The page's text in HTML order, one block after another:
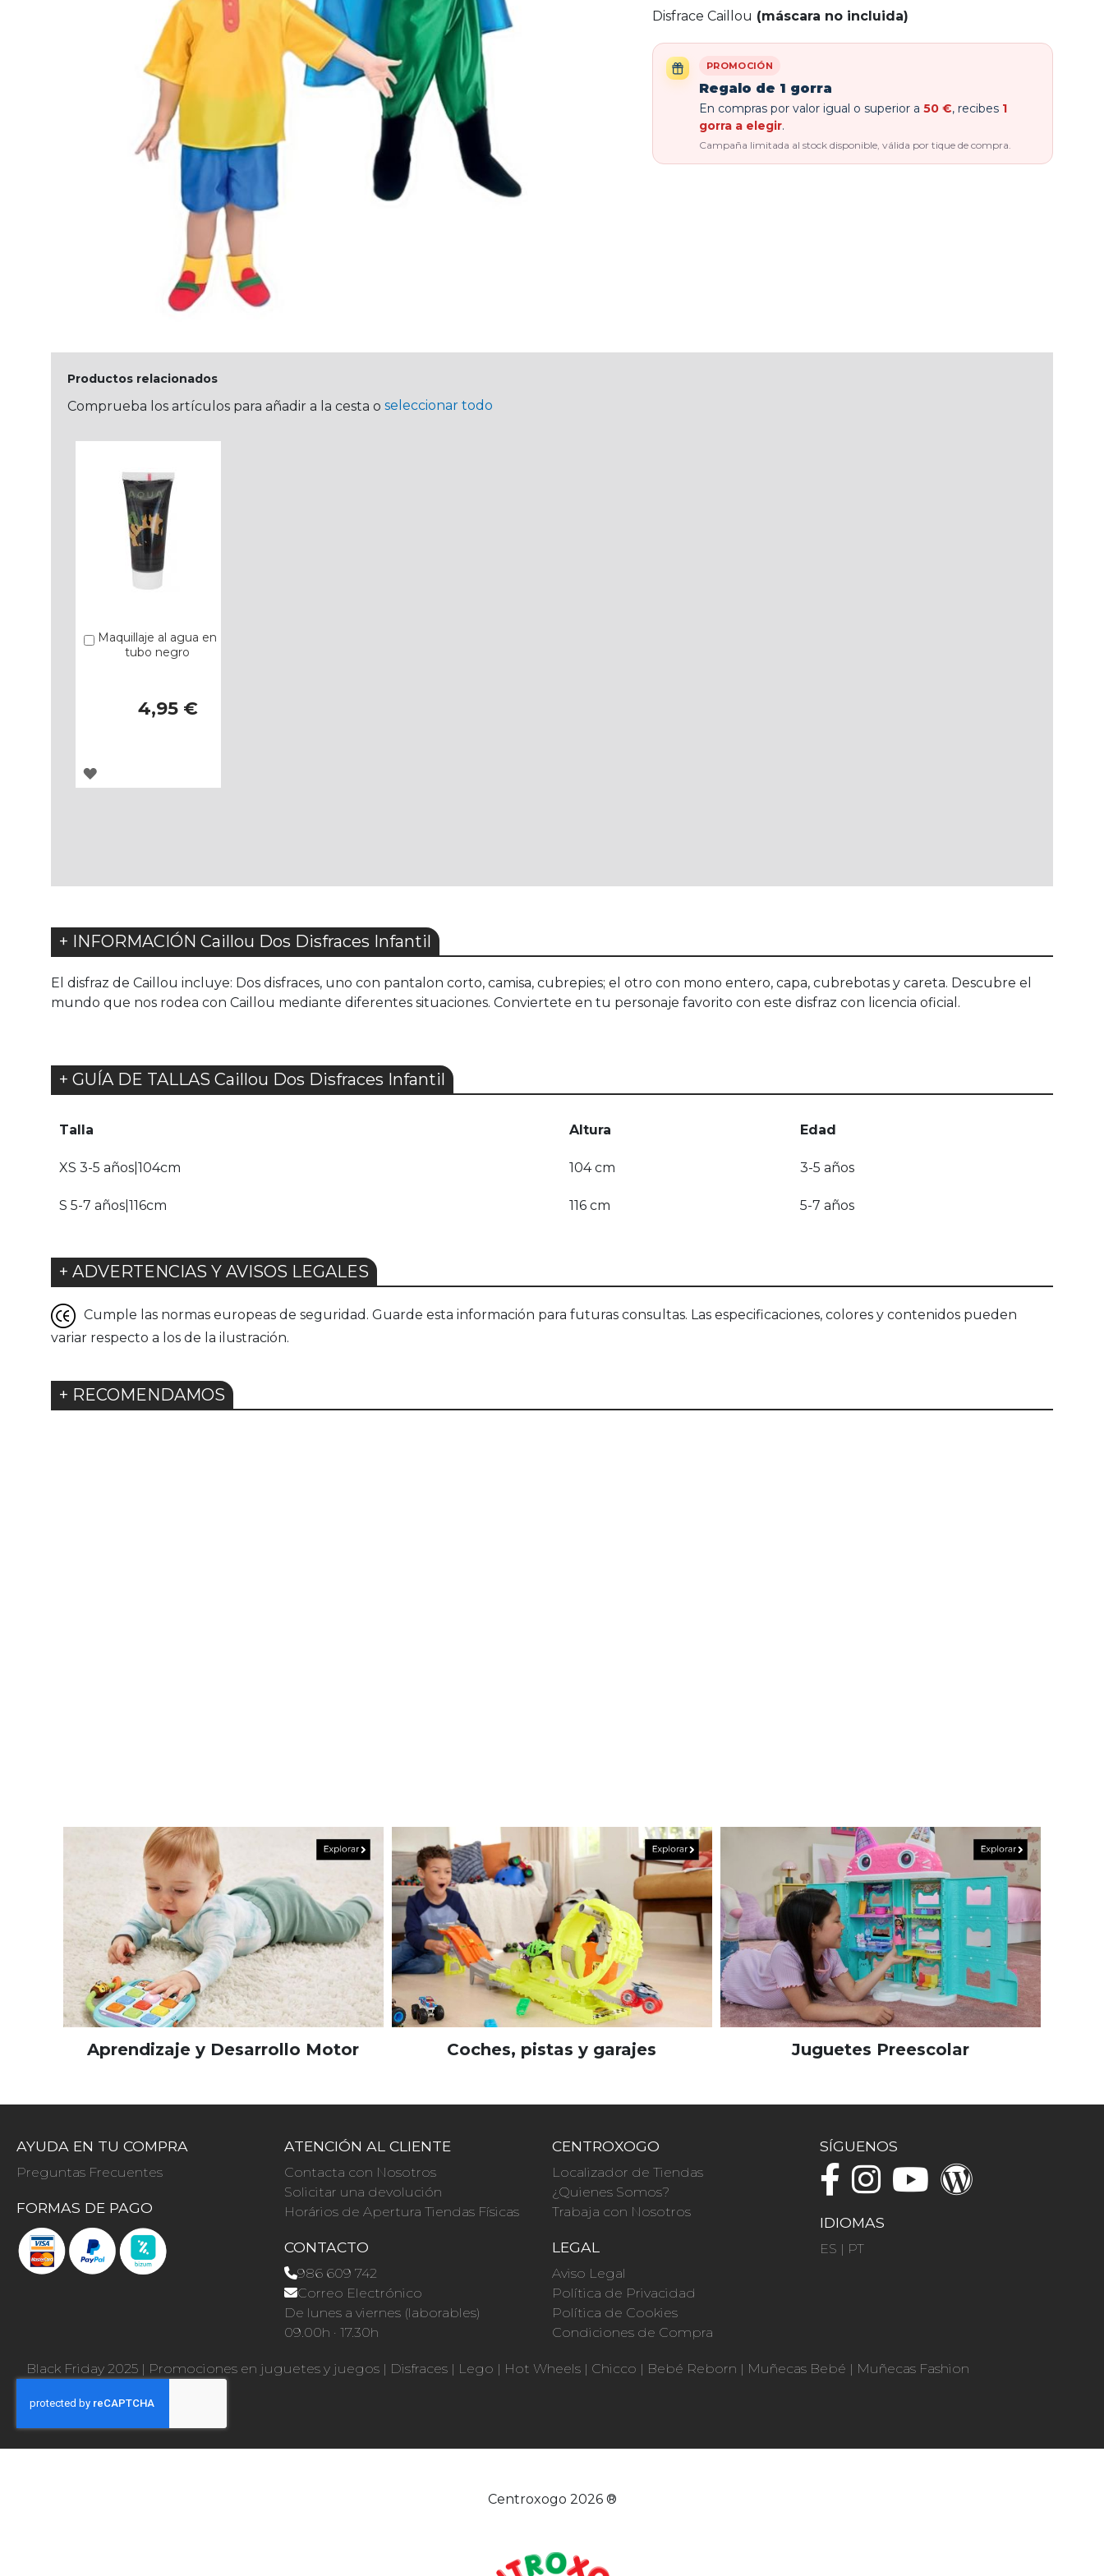
Disfrace Caillou (máscara no incluida)
PROMOCIÓN
Regalo de 1 gorra
En compras por valor igual o superior a 50 €, recibes 1
gorra a elegir.
Campaña limitada al stock disponible, válida por tique de compra.
Productos relacionados
Comprueba los artículos para añadir a la cesta o seleccionar todo
Maquillaje al agua en
tubo negro
4,95 €
Añadir
AGREGAR
+ INFORMACIÓN Caillou Dos Disfraces Infantil
El disfraz de Caillou incluye: Dos disfraces, uno con pantalon corto, camisa, cubrepies; el otro con mono entero, capa, cubrebotas y careta. Descubre el
mundo que nos rodea con Caillou mediante diferentes situaciones. Conviertete en tu personaje favorito con este disfraz con licencia oficial.
+ GUÍA DE TALLAS Caillou Dos Disfraces Infantil
Talla Altura Edad
XS 3-5 años|104cm 104 cm 3-5 años
S 5-7 años|116cm 116 cm 5-7 años
+ ADVERTENCIAS Y AVISOS LEGALES
Cumple las normas europeas de seguridad. Guarde esta información para futuras consultas. Las especificaciones, colores y contenidos pueden
variar respecto a los de la ilustración.
+ RECOMENDAMOS
Aprendizaje y Desarrollo Motor Coches, pistas y garajes Juguetes Preescolar
AYUDA EN TU COMPRA
Preguntas Frecuentes
FORMAS DE PAGO
ATENCIÓN AL CLIENTE
Contacta con Nosotros
Solicitar una devolución
Horários de Apertura Tiendas Físicas
CONTACTO
986 609 742
Correo Electrónico
De lunes a viernes (laborables)
09.00h · 17.30h
CENTROXOGO
Localizador de Tiendas
¿Quienes Somos?
Trabaja con Nosotros
LEGAL
Aviso Legal
Política de Privacidad
Política de Cookies
Condiciones de Compra
SÍGUENOS
IDIOMAS
ES | PT
Black Friday 2025 | Promociones en juguetes y juegos | Disfraces | Lego | Hot Wheels | Chicco | Bebé Reborn | Muñecas Bebé | Muñecas Fashion
Centroxogo 2026 ®